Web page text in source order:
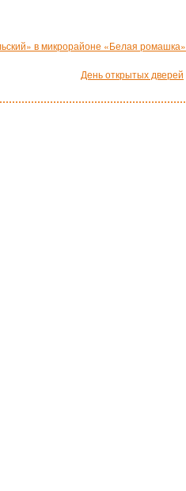
в микрорайоне «Белая ромашка»
День открытых дверей